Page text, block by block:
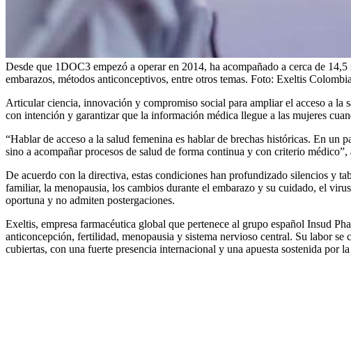
Desde que 1DOC3 empezó a operar en 2014, ha acompañado a cerca de
embarazos, métodos anticonceptivos, entre otros temas. Foto: Exeltis
Articular ciencia, innovación y compromiso social para ampliar el acceso a la
con intención y garantizar que la información médica llegue a las mujeres
“Hablar de acceso a la salud femenina es hablar de brechas históricas. En
sino a acompañar procesos de salud de forma continua y con criterio
De acuerdo con la directiva, estas condiciones han profundizado silencios y
familiar, la menopausia, los cambios durante el embarazo y su cuidado, el
oportuna y no admiten postergaciones.
Exeltis, empresa farmacéutica global que pertenece al grupo español Insud
anticoncepción, fertilidad, menopausia y sistema nervioso central. Su labor
cubiertas, con una fuerte presencia internacional y una apuesta sostenida por